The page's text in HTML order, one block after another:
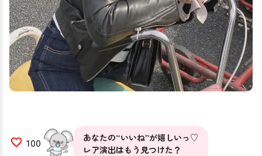
100
あなたの“いいね”が嬉しいっ♡
レア演出はもう見つけた？